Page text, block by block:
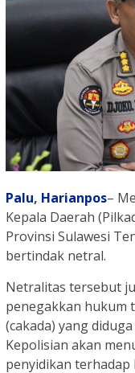
Palu, Harianpos–
Kepala Daerah
Provinsi Sulawesi
bertindak netral.
Netralitas tersebut
penegakkan hukum
(cakada) yang
Kepolisian akan
penyidikan terhadap